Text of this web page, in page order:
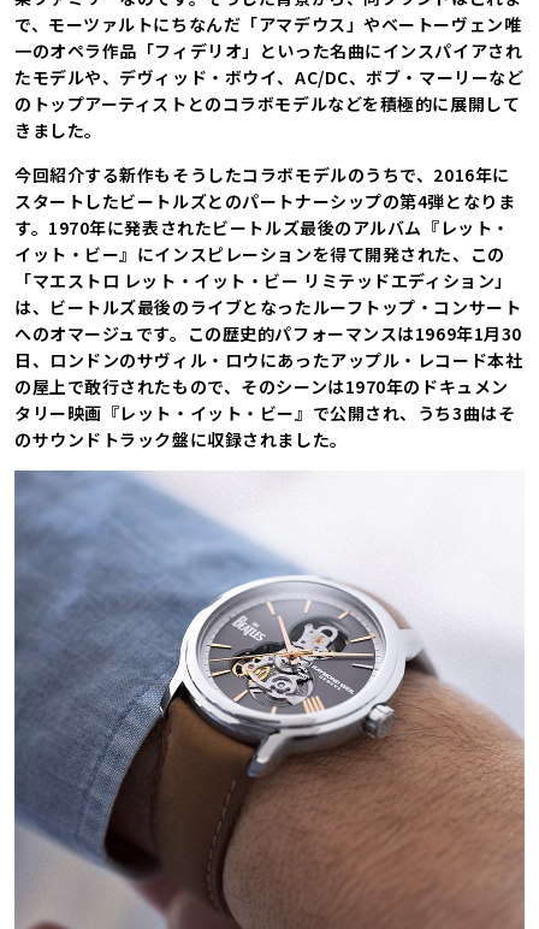
で、モーツァルトにちなんだ「アマデウス」やベートーヴェン唯
一のオペラ作品「フィデリオ」といった名曲にインスパイアされ
たモデルや、デヴィッド・ボウイ、AC/DC、ボブ・マーリーなど
のトップアーティストとのコラボモデルなどを積極的に展開して
きました。
今回紹介する新作もそうしたコラボモデルのうちで、2016年に
スタートしたビートルズとのパートナーシップの第4弾となりま
す。1970年に発表されたビートルズ最後のアルバム『レット・
イット・ビー』にインスピレーションを得て開発された、この
「マエストロ レット・イット・ビー リミテッドエディション」
は、ビートルズ最後のライブとなったルーフトップ・コンサート
へのオマージュです。この歴史的パフォーマンスは1969年1月30
日、ロンドンのサヴィル・ロウにあったアップル・レコード本社
の屋上で敢行されたもので、そのシーンは1970年のドキュメン
タリー映画『レット・イット・ビー』で公開され、うち3曲はそ
のサウンドトラック盤に収録されました。